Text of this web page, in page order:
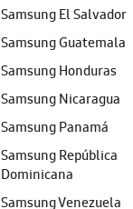
Samsung El Salvador
Samsung Guatemala
Samsung Honduras
Samsung Nicaragua
Samsung Panamá
Samsung República
Dominicana
Samsung Venezuela